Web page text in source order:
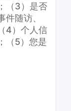
（3）是否
随访、
4）个人信
（5）您是